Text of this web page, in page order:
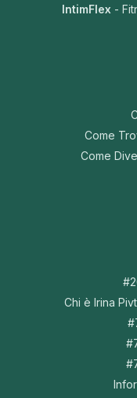
IntimFlex -
Come
Come
Chi è Irina